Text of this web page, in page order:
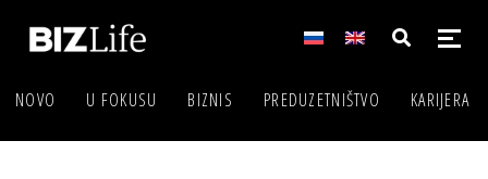
NOVO U FOKUSU BIZNIS PREDUZETNIŠTVO KARIJERA